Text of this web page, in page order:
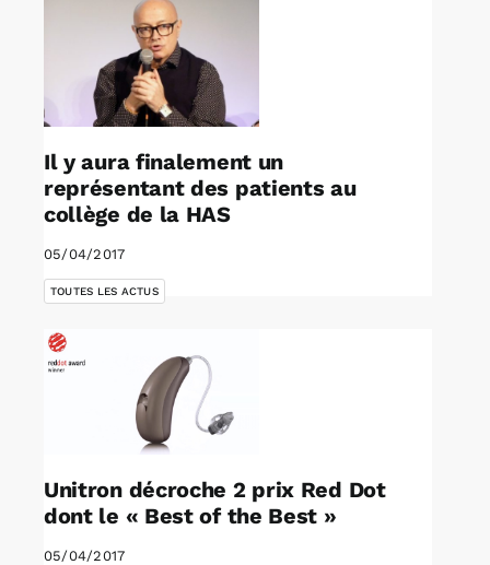
Il y aura finalement un
représentant des patients au
collège de la HAS
05/04/2017
TOUTES LES ACTUS
Unitron décroche 2 prix Red Dot
dont le « Best of the Best »
05/04/2017